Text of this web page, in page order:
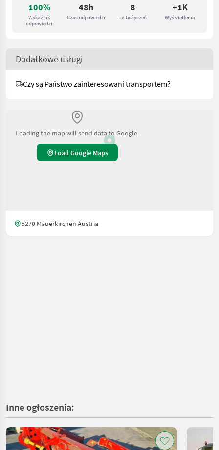
100%
Wskaźnik
odpowiedzi
48h
Czas odpowiedzi
8
Lista życzeń
+1K
Wyświetlenia
Dodatkowe usługi
Czy są Państwo zainteresowani transportem?
Loading the map will send data to Google.
Load Google Maps
5270 Mauerkirchen Austria
Inne ogłoszenia: